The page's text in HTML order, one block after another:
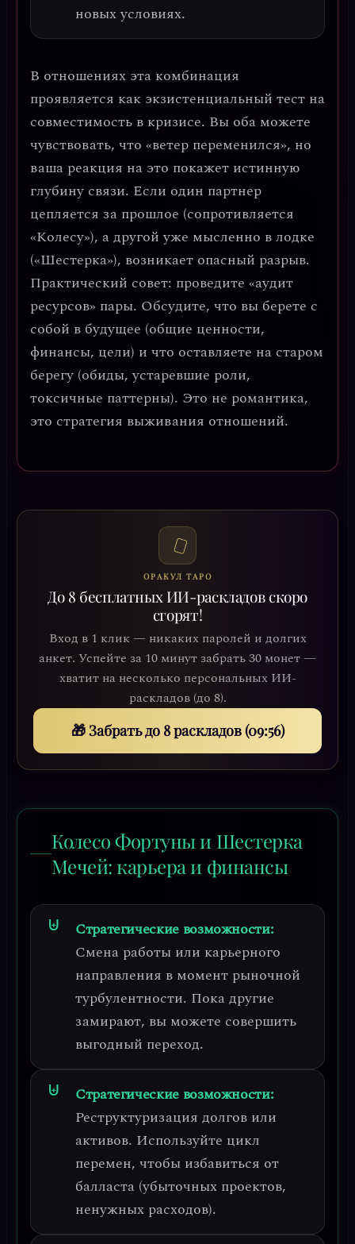
новых условиях.
В отношениях эта комбинация
проявляется как экзистенциальный тест на
совместимость в кризисе. Вы оба можете
чувствовать, что «ветер переменился», но
ваша реакция на это покажет истинную
глубину связи. Если один партнер
цепляется за прошлое (сопротивляется
«Колесу»), а другой уже мысленно в лодке
(«Шестерка»), возникает опасный разрыв.
Практический совет: проведите «аудит
ресурсов» пары. Обсудите, что вы берете с
собой в будущее (общие ценности,
финансы, цели) и что оставляете на старом
берегу (обиды, устаревшие роли,
токсичные паттерны). Это не романтика,
это стратегия выживания отношений.
ОРАКУЛ ТАРО
До 8 бесплатных ИИ-раскладов скоро
сгорят!
Вход в 1 клик — никаких паролей и долгих
анкет. Успейте за 10 минут забрать 30 монет —
хватит на несколько персональных ИИ-
раскладов (до 8).
🎁 Забрать до 8 раскладов (09:53)
Колесо Фортуны и Шестерка
Мечей: карьера и финансы
Стратегические возможности:
Смена работы или карьерного
направления в момент рыночной
турбулентности. Пока другие
замирают, вы можете совершить
выгодный переход.
Стратегические возможности:
Реструктуризация долгов или
активов. Используйте цикл
перемен, чтобы избавиться от
балласта (убыточных проектов,
ненужных расходов).